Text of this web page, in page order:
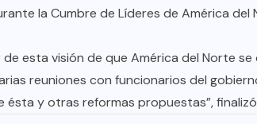
la Cumbre de Líderes de América del
esta visión de que América del Norte
reuniones con funcionarios del
y otras reformas propuestas”,